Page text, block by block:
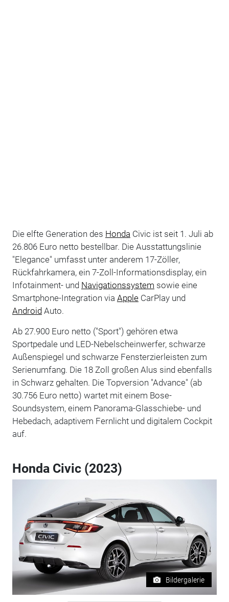
Die elfte Generation des Honda Civic ist seit 1. Juli ab
26.806 Euro netto bestellbar. Die Ausstattungslinie
"Elegance" umfasst unter anderem 17-Zöller,
Rückfahrkamera, ein 7-Zoll-Informationsdisplay, ein
Infotainment- und Navigationssystem sowie eine
Smartphone-Integration via AppleCarPlay und
AndroidAuto.
Ab 27.900 Euro netto ("Sport") gehören etwa
Sportpedale und LED-Nebelscheinwerfer, schwarze
Außenspiegel und schwarze Fensterzierleisten zum
Serienumfang. Die 18 Zoll großen Alus sind ebenfalls
in Schwarz gehalten. Die Topversion "Advance" (ab
30.756 Euro netto) wartet mit einem Bose-
Soundsystem, einem Panorama-Glasschiebe- und
Hebedach, adaptivem Fernlicht und digitalem Cockpit
auf.
Honda Civic (2023)
Bildergalerie